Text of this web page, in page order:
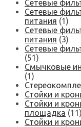
Сетевые
Сетевые
питания (1)
Сетевые
питания (3)
Сетевые
(51)
Смычковые
(1)
Стойки и
Стойки и
площадка (11)
Стойки и